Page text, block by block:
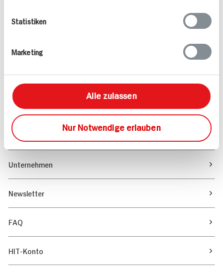
Statistiken
Marketing
Alle zulassen
Nur Notwendige erlauben
Rezepte
Sortiment
Marktfinder
Unser Magazin
Verantwortung & Nachhaltigkeit
Unternehmen
Newsletter
FAQ
HIT-Konto